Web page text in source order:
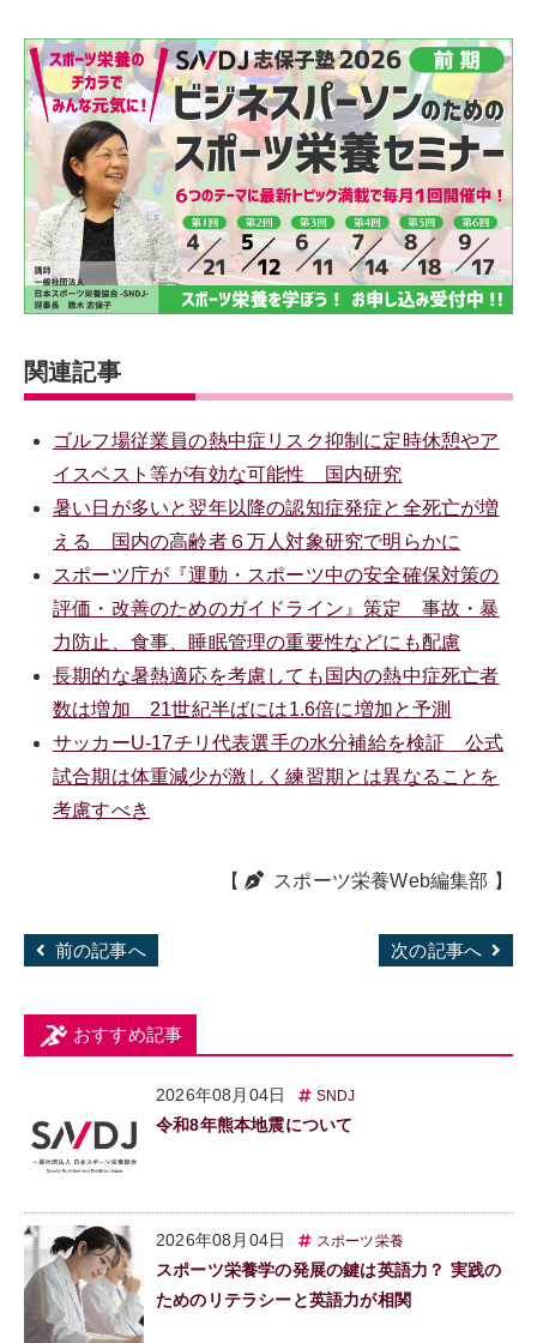
関連記事
ゴルフ場従業員の熱中症リスク抑制に定時休憩やア
イスベスト等が有効な可能性 国内研究
暑い日が多いと翌年以降の認知症発症と全死亡が増
える 国内の高齢者６万人対象研究で明らかに
スポーツ庁が『運動・スポーツ中の安全確保対策の
評価・改善のためのガイドライン』策定 事故・暴
力防止、食事、睡眠管理の重要性などにも配慮
長期的な暑熱適応を考慮しても国内の熱中症死亡者
数は増加 21世紀半ばには1.6倍に増加と予測
サッカーU-17チリ代表選手の水分補給を検証 公式
試合期は体重減少が激しく練習期とは異なることを
考慮すべき
【 スポーツ栄養Web編集部 】
前の記事へ 次の記事へ
おすすめ記事
2026年08月04日 SNDJ
令和8年熊本地震について
2026年08月04日 スポーツ栄養
スポーツ栄養学の発展の鍵は英語力？ 実践の
ためのリテラシーと英語力が相関